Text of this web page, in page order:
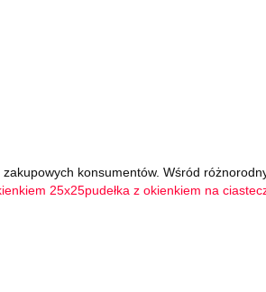
konsumentów. Wśród
25x25pudełka z okienkiem na